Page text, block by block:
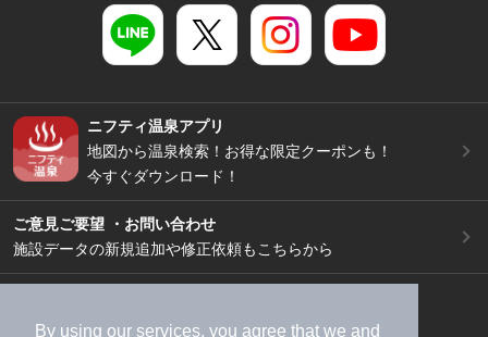
By using our services, you agree that we and
ニフティ温泉アプリ
地図から温泉検索！お得な限定クーポンも！
今すぐダウンロード！
ご意見ご要望 ・お問い合わせ
施設データの新規追加や修正依頼もこちらから
加盟店募集（資料請求）
広告出稿のご案内